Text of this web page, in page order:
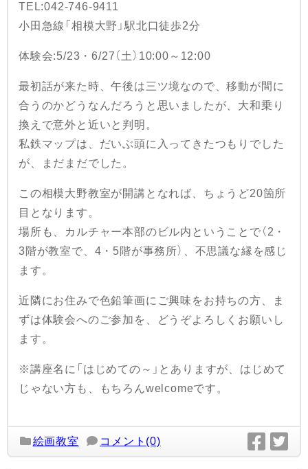
TEL:042-746-9411
小田急線「相模大野」駅北口徒歩2分
体験会:5/23・6/27（土）10:00～12:00
最初話が来た時、午後は三ツ境なので、移動が間に
合うのかどうなんだろうと思いましたが、大和乗り
換えで意外と近いと判明。
私鉄マップは、だいぶ頭に入ってきたつもりでした
が、まだまだでした。
この相模大野教室が開講となれば、ちょうど20箇所
目となります。
場所も、カルチャー本部のビル内ということで（2・
3階が教室で、4・5階が事務所）、不思議な縁を感じ
ます。
近隣にお住みで色鉛筆画にご興味をお持ちの方、ま
ずは体験会へのご参加を、どうぞよろしくお願いし
ます。
※講座名に「はじめての～」とありますが、はじめて
じゃない方も、もちろんwelcomeです。
絵画教室 コメント(0)